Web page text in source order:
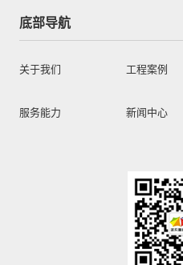
底部导航
关于我们 工程案例
服务能力 新闻中心